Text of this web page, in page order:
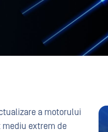
a motorului
extrem de